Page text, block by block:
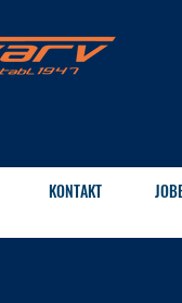
KONTAKT